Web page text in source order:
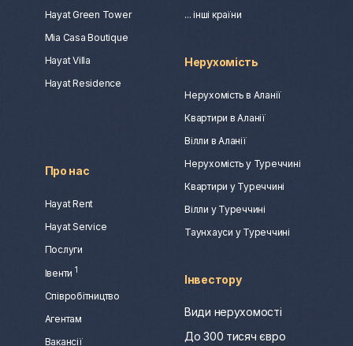
Hayat Green Tower
Mia Casa Boutique
Hayat Villa
Hayat Residence
... інші країни
Про нас
Hayat Rent
Hayat Service
Послуги
Івенти 1
Співробітництво
Агентам
Вакансії
Нерухомість
Нерухомість в Аланії
Квартири в Аланії
Вілли в Аланії
Нерухомість у Туреччині
Квартири у Туреччині
Вілли у Туреччині
Таунхауси у Туреччині
Інвестору
Види нерухомості
До 300 тисяч євро